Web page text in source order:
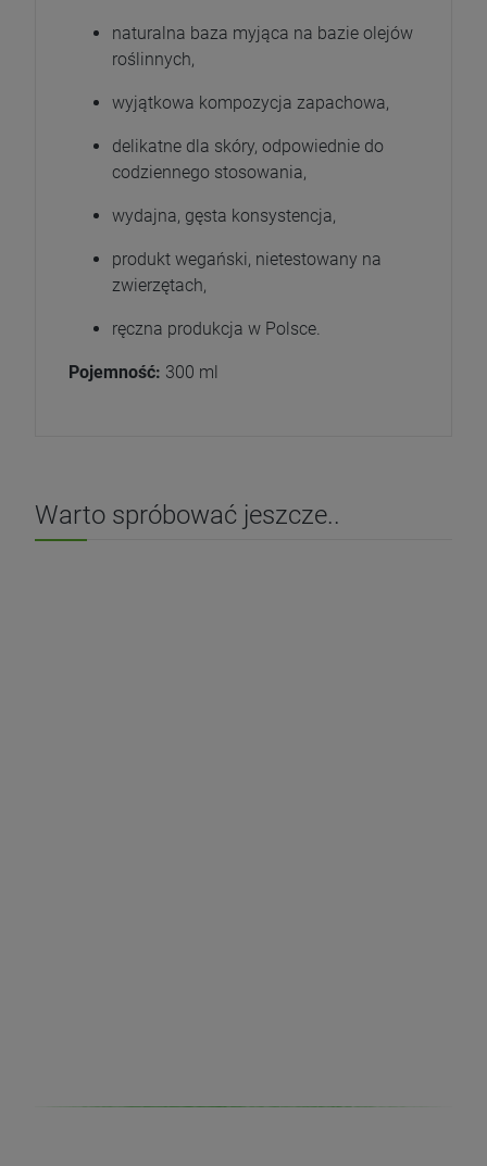
naturalna baza myjąca na bazie olejów
roślinnych,
wyjątkowa kompozycja zapachowa,
delikatne dla skóry, odpowiednie do
codziennego stosowania,
wydajna, gęsta konsystencja,
produkt wegański, nietestowany na
zwierzętach,
ręczna produkcja w Polsce.
Pojemność: 300 ml
Warto spróbować jeszcze..